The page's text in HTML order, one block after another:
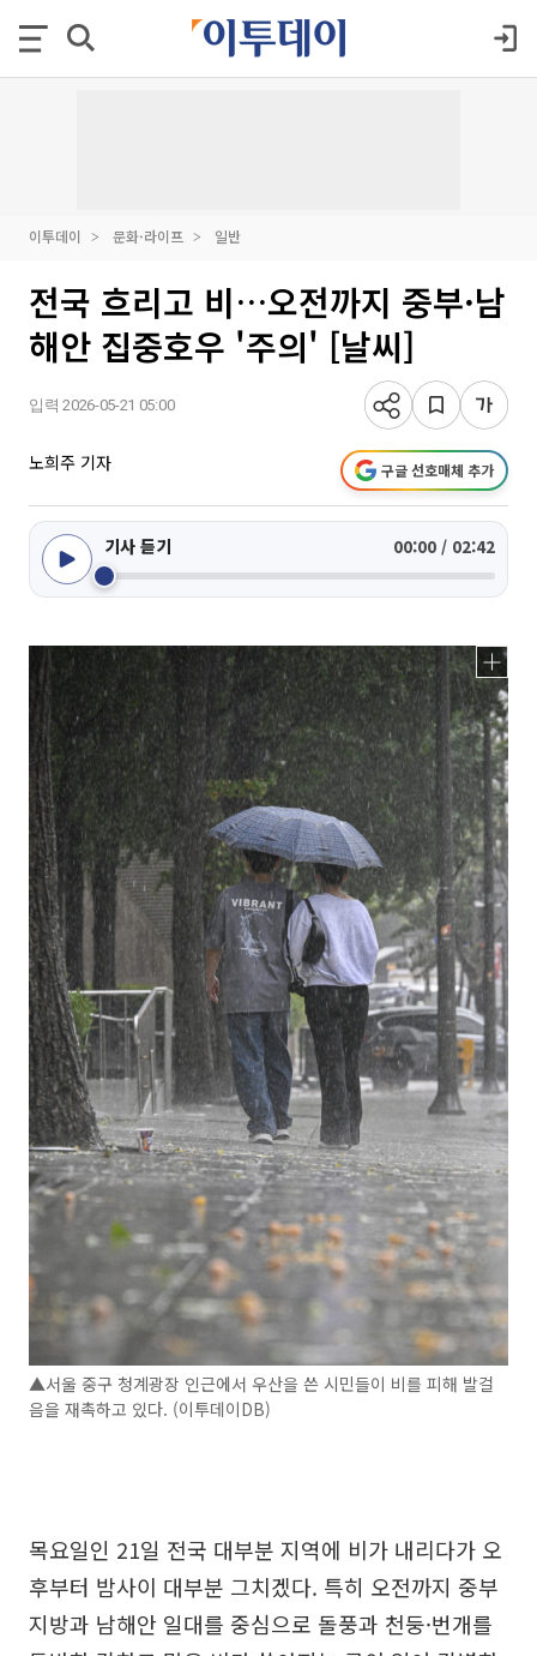
이투데이 문화·라이프 일반
전국 흐리고 비…오전까지 중부·남
해안 집중호우 '주의' [날씨]
입력 2026-05-21 05:00
노희주 기자 구글 선호매체 추가
기사 듣기 00:00 / 02:42
▲서울 중구 청계광장 인근에서 우산을 쓴 시민들이 비를 피해 발걸
음을 재촉하고 있다. (이투데이DB)
목요일인 21일 전국 대부분 지역에 비가 내리다가 오
후부터 밤사이 대부분 그치겠다. 특히 오전까지 중부
지방과 남해안 일대를 중심으로 돌풍과 천둥·번개를